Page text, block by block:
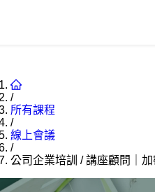
/
所有課程
/
線上會議
/
公司企業培訓 / 講座顧問｜